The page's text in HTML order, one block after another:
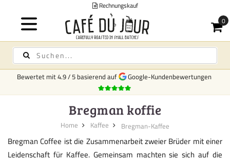
Rechnungskauf
Bewertet mit4.9/5 basierend auf Google-Kundenbewertungen
Bregman koffie
Home Kaffee Bregman-Kaffee
Bregman Coffee ist die Zusammenarbeit zweier Brüder mit einer
Leidenschaft für Kaffee. Gemeinsam machten sie sich auf die